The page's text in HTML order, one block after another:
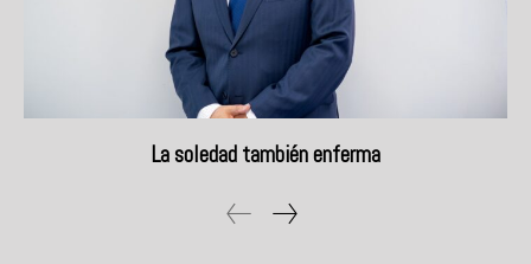
La soledad también enferma